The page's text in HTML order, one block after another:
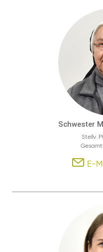
Schwester
Stellv.
E-